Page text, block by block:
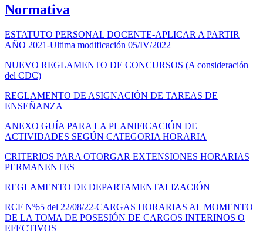
Normativa
ESTATUTO PERSONAL DOCENTE-APLICAR A PARTIR
AÑO 2021-Ultima modificación 05/IV/2022
NUEVO REGLAMENTO DE CONCURSOS (A consideración
del CDC)
REGLAMENTO DE ASIGNACIÓN DE TAREAS DE
ENSEÑANZA
ANEXO GUÍA PARA LA PLANIFICACIÓN DE
ACTIVIDADES SEGÚN CATEGORIA HORARIA
CRITERIOS PARA OTORGAR EXTENSIONES HORARIAS
PERMANENTES
REGLAMENTO DE DEPARTAMENTALIZACIÓN
RCF Nº65 del 22/08/22-CARGAS HORARIAS AL MOMENTO
DE LA TOMA DE POSESIÓN DE CARGOS INTERINOS O
EFECTIVOS